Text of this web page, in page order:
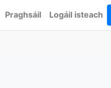
Praghsáil Logáil isteach